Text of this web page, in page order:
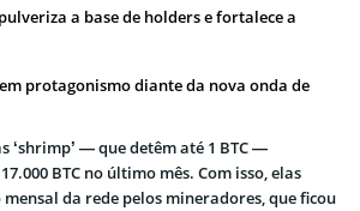
a base de holders e fortalece a
protagonismo diante da nova onda de
‘shrimp’ — que detêm até 1 BTC —
BTC no último mês. Com isso, elas
da rede pelos mineradores, que ficou